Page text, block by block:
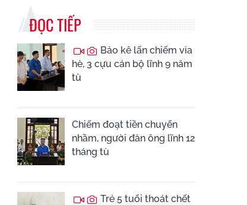
ĐỌC TIẾP
Bảo kê lấn chiếm vỉa
hè, 3 cựu cán bộ lĩnh 9 năm
tù
Chiếm đoạt tiền chuyển
nhầm, người đàn ông lĩnh 12
tháng tù
Trẻ 5 tuổi thoát chết